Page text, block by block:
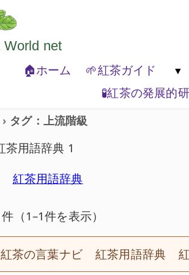
そいらっしゃいました。どうぞ
World net
🏠ホーム
🌱紅茶ガイド
🐾紅茶の基本
🍃
🧪紅茶の発展的
タグ：上流階級
茶用語辞典 1
紅茶用語辞典
（1–1件を表示）
紅茶の言葉ナビ 紅茶用語辞典